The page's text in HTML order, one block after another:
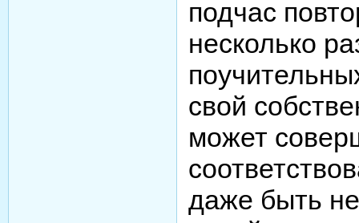
подчас
несколько
свой
может
даже быть